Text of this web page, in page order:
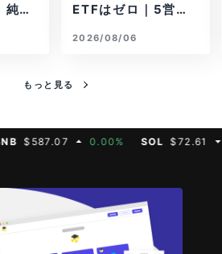
資
ETFはゼロ｜5営業
2026/08/06
もっと見る
0.00% SOL $72.61 -1.20%